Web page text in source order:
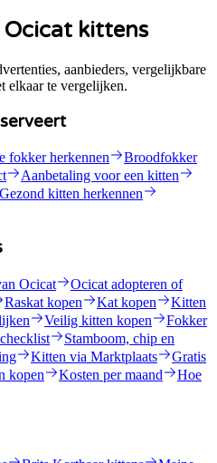
Ocicat kittens
aanbieders, vergelijkbare
elkaar te vergelijken.
fokker herkennen
Broodfokker
Aanbetaling voor een kitten
Gezond kitten herkennen
Ocicat
Ocicat adopteren of
Raskat kopen Kat kopen
Kitten
Veilig kitten kopen
Fokker
Stamboom, chip en
Kitten via Marktplaats
Gratis
kopen Kosten per maand
Hoe